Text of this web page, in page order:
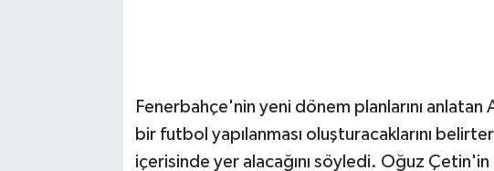
Fenerbahçe'nin yeni dönem planlarını anlatan
bir futbol yapılanması oluşturacaklarını
içerisinde yer alacağını söyledi. Oğuz